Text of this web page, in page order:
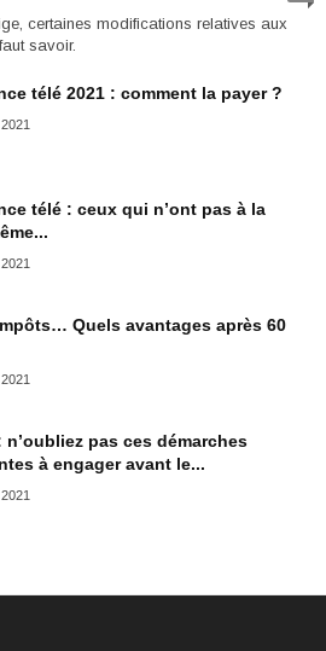
certaines modifications relatives aux
savoir.
télé 2021 : comment la payer ?
télé : ceux qui n’ont pas à la
Quels avantages après 60
n’oubliez pas ces démarches
à engager avant le...